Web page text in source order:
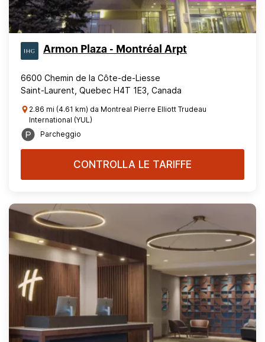
Armon Plaza - Montréal Arpt
6600 Chemin de la Côte-de-Liesse
Saint-Laurent, Quebec H4T 1E3, Canada
2.86 mi (4.61 km) da Montreal Pierre Elliott Trudeau
International (YUL)
Parcheggio
CONTROLLA LE TARIFFE